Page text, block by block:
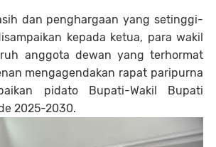
dan penghargaan yang setinggi-
kepada ketua, para wakil
anggota dewan yang terhormat
mengagendakan rapat paripurna
pidato Bupati-Wakil Bupati
2025-2030.